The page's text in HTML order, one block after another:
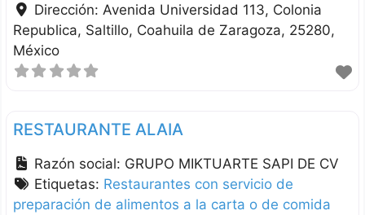
Dirección: Avenida Universidad 113, Colonia
Republica Saltillo Coahuila de Zaragoza 25280
México
RESTAURANTE ALAIA
Razón social: GRUPO MIKTUARTE SAPI DE CV
Etiquetas: Restaurantes con servicio de
preparación de alimentos a la carta o de comida